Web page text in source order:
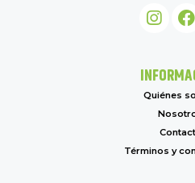
Quiénes
Términos y